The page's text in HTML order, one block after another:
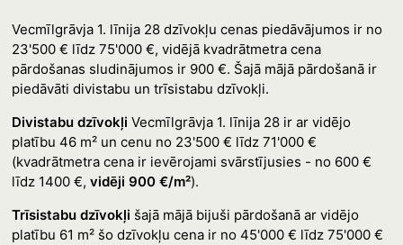
Vecmīlgrāvja 1. līnija 28 dzīvokļu cenas piedāvājumos ir no
23'500 € līdz 75'000 €, vidējā kvadrātmetra cena
pārdošanas sludinājumos ir 900 €. Šajā mājā pārdošanā ir
piedāvāti divistabu un trīsistabu dzīvokļi.
Divistabu dzīvokļi Vecmīlgrāvja 1. līnija 28 ir ar vidējo
platību 46 m² un cenu no 23'500 € līdz 71'000 €
(kvadrātmetra cena ir ievērojami svārstījusies - no 600 €
līdz 1400 €, vidēji 900 €/m²).
Trīsistabu dzīvokļi šajā mājā bijuši pārdošanā ar vidējo
platību 61 m² šo dzīvokļu cena ir no 45'000 € līdz 75'000 €